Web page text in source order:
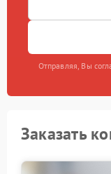
Отправляя, Вы
Заказать